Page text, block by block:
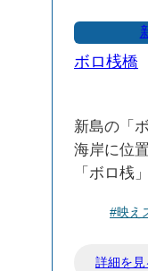
あり、自
す。レン
いバス」
📝 おすす
夕日や星
観賞スポ
淡井浦海
ボロ桟橋
新島の「
海岸に位
「ボロ桟
映えスポ
#映え
詳細を見